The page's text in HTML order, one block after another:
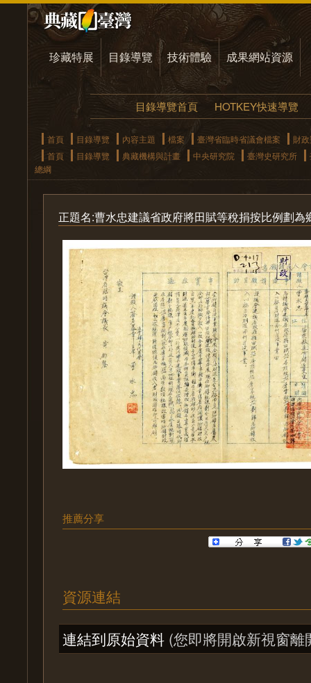
珍藏特展 目錄導覽 技術體驗 成果網站資源
目錄導覽首頁 HOTKEY快速導覽
首頁 目錄導覽 內容主題 檔案 臺灣省臨時省議會檔案
財
首頁
目錄導覽 典藏機構與計畫 中央研究院 臺灣史研究所
總綱
正題名:曹水忠建議省政府將田賦等稅捐按比例劃為
推薦分享
資源連結
連結到原始資料 (您即將開啟新視窗離